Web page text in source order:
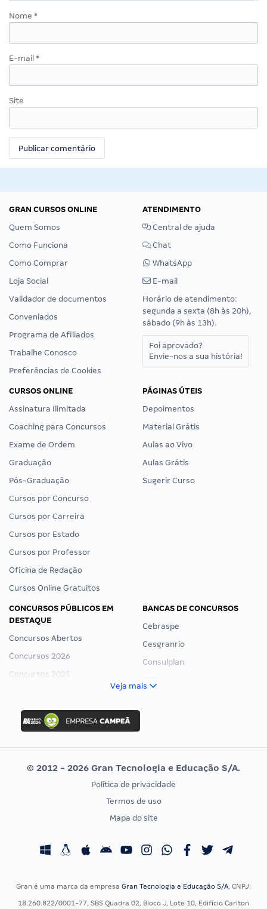
Nome *
E-mail *
Site
GRAN CURSOS ONLINE
Quem Somos
Como Funciona
Como Comprar
Loja Social
Validador de documentos
Conveniados
Programa de Afiliados
Trabalhe Conosco
Preferências de Cookies
ATENDIMENTO
Central de ajuda
Chat
WhatsApp
E-mail
Horário de atendimento:
segunda a sexta (8h às 20h),
sábado (9h às 13h).
Foi aprovado?
Envie-nos a sua história!
CURSOS ONLINE
Assinatura Ilimitada
Coaching para Concursos
Exame de Ordem
Graduação
Pós-Graduação
Cursos por Concurso
Cursos por Carreira
Cursos por Estado
Cursos por Professor
Oficina de Redação
Cursos Online Gratuitos
PÁGINAS ÚTEIS
Depoimentos
Material Grátis
Aulas ao Vivo
Aulas Grátis
Sugerir Curso
CONCURSOS PÚBLICOS EM
DESTAQUE
Concursos Abertos
Concursos 2026
Concursos 2025
Concurso Ibama
Concurso MPU
Editais publicados
BANCAS DE CONCURSOS
Cebraspe
Cesgranrio
Consulplan
Vunesp
CONCURSOS POR PROFISSÃO
Concursos Fiscais
EXAME DE ORDEM
Calendário OAB
Veja mais
© 2012 - 2026 Gran Tecnologia e Educação S/A.
Política de privacidade
Termos de uso
Mapa do site
Gran é uma marca da empresa Gran Tecnologia e Educação S/A, CNPJ:
18.260.822/0001-77, SBS Quadra 02, Bloco J, Lote 10, Edifício Carlton